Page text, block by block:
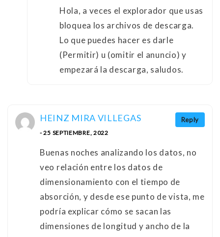
Hola, a veces el explorador que usas
bloquea los archivos de descarga.
Lo que puedes hacer es darle
(Permitir) u (omitir el anuncio) y
empezará la descarga, saludos.
Reply
HEINZ MIRA VILLEGAS
- 25 SEPTIEMBRE, 2022
Buenas noches analizando los datos, no
veo relación entre los datos de
dimensionamiento con el tiempo de
absorción, y desde ese punto de vista, me
podría explicar cómo se sacan las
dimensiones de longitud y ancho de la